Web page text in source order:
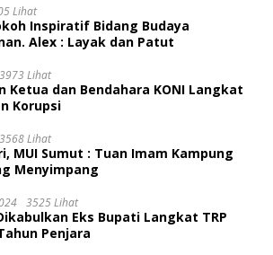
Lihat
Inspiratif Bidang Budaya
Alex : Layak dan Patut
3973 Lihat
Ketua dan Bendahara KONI Langkat
Korupsi
3568 Lihat
MUI Sumut : Tuan Imam Kampung
Menyimpang
3525 Lihat
Eks Bupati Langkat TRP
Penjara